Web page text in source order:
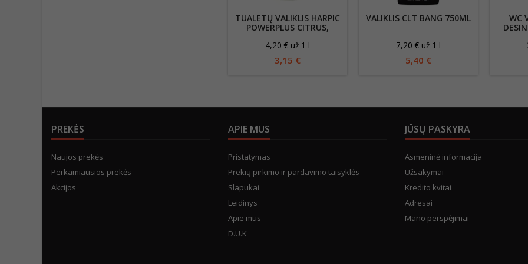
TUALETŲ VALIKLIS HARPIC
POWERPLUS CITRUS,
4,20 € už 1 l
3,15 €
VALIKLIS CLT BANG 750ML
7,20 € už 1 l
5,40 €
WC
PREKĖS
Naujos prekės
Perkamiausios prekės
Akcijos
APIE MUS
Pristatymas
Prekių pirkimo ir pardavimo taisyklės
Slapukai
Leidinys
Apie mus
D.U.K
JŪSŲ PASKYRA
Asmeninė informacija
Užsakymai
Kredito kvitai
Adresai
Mano perspėjimai